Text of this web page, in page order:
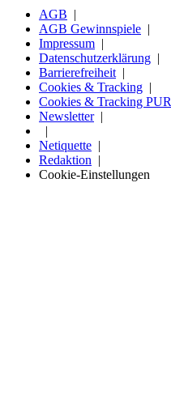
AGB
AGB Gewinnspiele
Impressum
Datenschutzerklärung
Barrierefreiheit
Cookies & Tracking
Cookies & Tracking PUR
Newsletter
Netiquette
Redaktion
Cookie-Einstellungen